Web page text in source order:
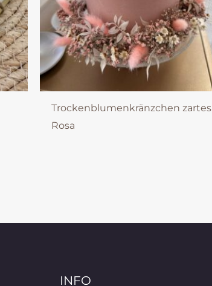
Trockenblumenkränzchen zartes
Rosa
INFO